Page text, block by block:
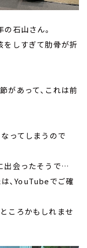
石山さん。
をしすぎて肋骨が折
があって、これは前
ってしまうので
出会ったそうで…
、YouTubeでご確
ころかもしれませ